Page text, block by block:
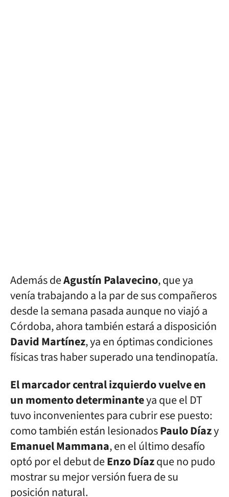
Además deAgustín Palavecino, que ya
venía trabajando a la par de sus compañeros
desde la semana pasada aunque no viajó a
Córdoba, ahora también estará a disposición
DavidMartínez, ya en óptimas condiciones
físicas tras haber superado una tendinopatía.
El marcador central izquierdo vuelve en
un momento determinanteya que el DT
tuvo inconvenientes para cubrir ese puesto:
como también están lesionadosPauloDíazy
EmanuelMammana, en el último desafío
optó por el debut deEnzoDíazque no pudo
mostrar su mejor versión fuera de su
posición natural.